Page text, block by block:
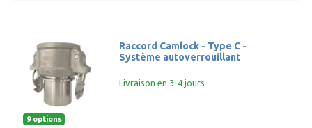
9 options
Raccord Camlock - Type C -
Système autoverrouillant
Livraison en 3-4 jours